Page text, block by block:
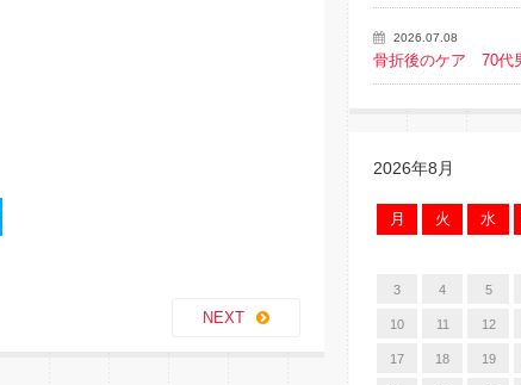
NEXT
2026.07.08
骨折後のケア 70代
2026年8月
月 火 水
3 4 5
10 11 12
17 18 19